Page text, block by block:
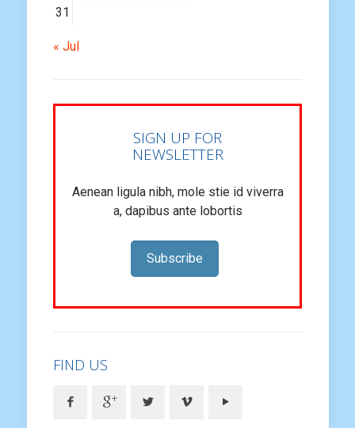
31
« Jul
SIGN UP FOR
NEWSLETTER
Aenean ligula nibh, mole stie id viverra
a, dapibus ante lobortis
Subscribe
FIND US